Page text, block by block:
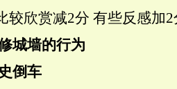
较欣赏减2分 有些反感加2
城墙的行为
倒车